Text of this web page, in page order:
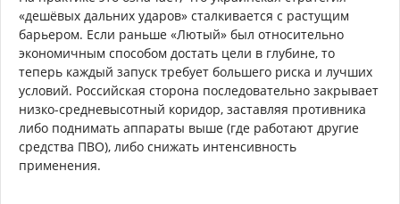
«дешёвых дальних ударов» сталкивается с растущим
барьером. Если раньше «Лютый» был относительно
экономичным способом достать цели в глубине, то
теперь каждый запуск требует большего риска и лучших
условий. Российская сторона последовательно закрывает
низко-средневысотный коридор, заставляя противника
либо поднимать аппараты выше (где работают другие
средства ПВО), либо снижать интенсивность
применения.